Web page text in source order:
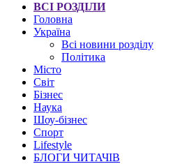
ВСІ РОЗДІЛИ
Головна
Україна
Всі новини розділу
Політика
Місто
Світ
Бізнес
Наука
Шоу-бізнес
Спорт
Lifestyle
БЛОГИ ЧИТАЧІВ